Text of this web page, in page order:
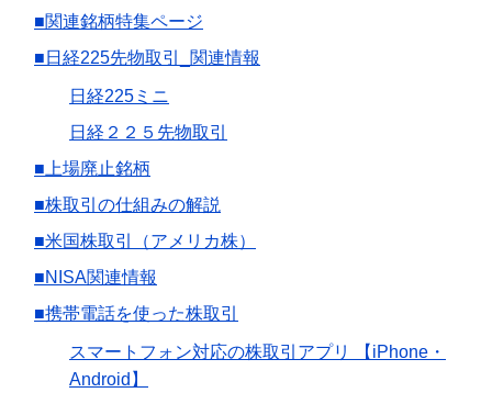
■関連銘柄特集ページ
■日経225先物取引_関連情報
日経225ミニ
日経２２５先物取引
■上場廃止銘柄
■株取引の仕組みの解説
■米国株取引（アメリカ株）
■NISA関連情報
■携帯電話を使った株取引
スマートフォン対応の株取引アプリ 【iPhone・
Android】